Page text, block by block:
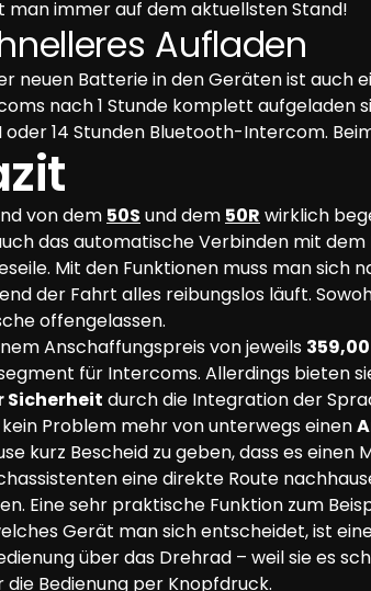
man immer auf dem aktuellsten Stand!
Aufladen
neuen Batterie in den Geräten ist auch
nach 1 Stunde komplett aufgeladen
oder 14 Stunden Bluetooth-Intercom.
von dem 50S und dem 50R wirklich
das automatische Verbinden mit
Mit den Funktionen muss man
der Fahrt alles reibungslos läuft.
offengelassen.
Anschaffungspreis von jeweils
für Intercoms. Allerdings bieten
Sicherheit durch die Integration der
kein Problem mehr von unterwegs einen
kurz Bescheid zu geben, dass es
eine direkte Route
Eine sehr praktische Funktion zum
Gerät man sich entscheidet, ist
über das Drehrad – weil sie es
die Bedienung per Knopfdruck.